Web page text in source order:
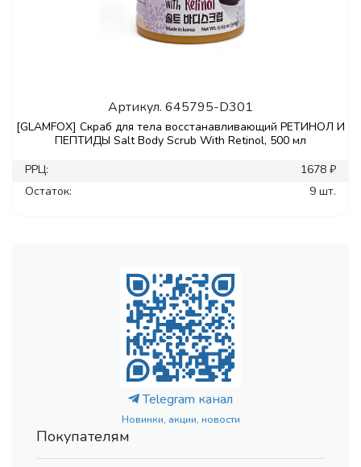
Артикул. 645795-D301
[GLAMFOX] Скраб для тела восстанавливающий РЕТИНОЛ И
ПЕПТИДЫ Salt Body Scrub With Retinol, 500 мл
РРЦ:
1678 ₽
Остаток:
9 шт.
Telegram канал
Новинки, акции, новости
Покупателям